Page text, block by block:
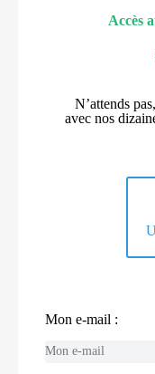
Accès
N’attends
avec nos
Mon e-mail :